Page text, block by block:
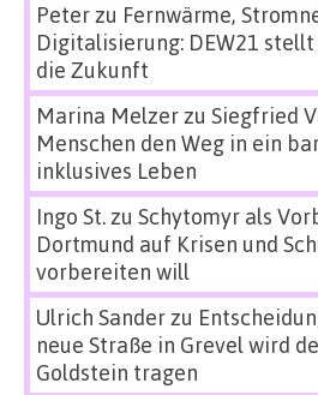
Peterzu Fernwärme,
Digitalisierung: DEW21
die Zukunft
Marina Melzerzu Siegfried
Menschen den Weg in ein
inklusives Leben
Ingo St.zu Schytomyr als
Dortmund auf Krisen und
vorbereiten will
Ulrich Sanderzu
neue Straße in Grevel wird
Goldstein tragen